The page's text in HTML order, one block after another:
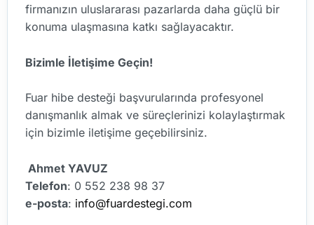
firmanızın uluslararası pazarlarda daha güçlü bir
konuma ulaşmasına katkı sağlayacaktır.
Bizimle İletişime Geçin!
Fuar hibe desteği başvurularında profesyonel
danışmanlık almak ve süreçlerinizi kolaylaştırmak
için bizimle iletişime geçebilirsiniz.
Ahmet YAVUZ
Telefon: 0 552 238 98 37
e-posta: info@fuardestegi.com